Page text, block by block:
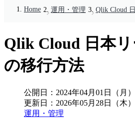
Home 運用・管理 Qlik Cloud
Qlik Cloud 日本
の移行方法
公開日： 2024年04月01日（月）
更新日： 2026年05月28日（木）
運用・管理